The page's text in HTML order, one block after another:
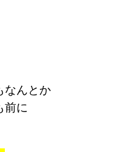
なんとか
前に